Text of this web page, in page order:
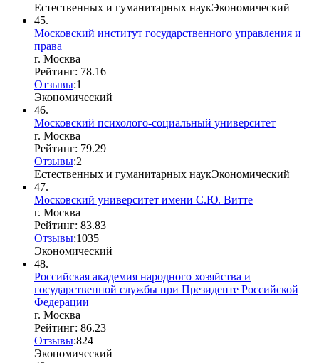
Естественных и гуманитарных наукЭкономический
45.
Московский институт государственного управления и
права
г. Москва
Рейтинг: 78.16
Отзывы:1
Экономический
46.
Московский психолого-социальный университет
г. Москва
Рейтинг: 79.29
Отзывы:2
Естественных и гуманитарных наукЭкономический
47.
Московский университет имени С.Ю. Витте
г. Москва
Рейтинг: 83.83
Отзывы:1035
Экономический
48.
Российская академия народного хозяйства и
государственной службы при Президенте Российской
Федерации
г. Москва
Рейтинг: 86.23
Отзывы:824
Экономический